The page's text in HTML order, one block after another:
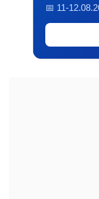
📅 11-